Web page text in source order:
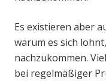
Es existieren aber
warum es sich
nachzukommen.
bei regelmäßiger